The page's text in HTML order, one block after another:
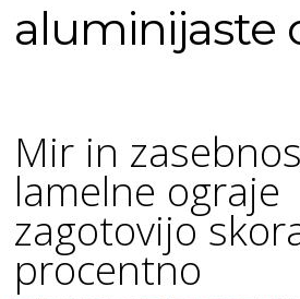
aluminijaste
Mir in
lamelne ograje
zagotovijo
procentno